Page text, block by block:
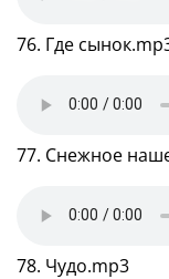
76. Где
77. Снежное
78. Чудо.mp3